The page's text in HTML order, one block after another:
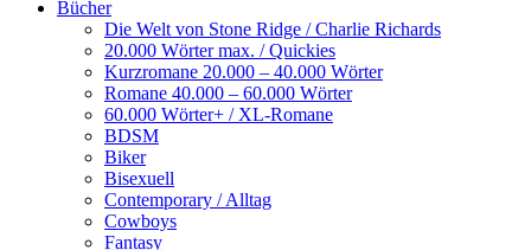
Bücher
Die Welt von Stone Ridge / Charlie Richards
20.000 Wörter max. / Quickies
Kurzromane 20.000 – 40.000 Wörter
Romane 40.000 – 60.000 Wörter
60.000 Wörter+ / XL-Romane
BDSM
Biker
Bisexuell
Contemporary / Alltag
Cowboys
Fantasy